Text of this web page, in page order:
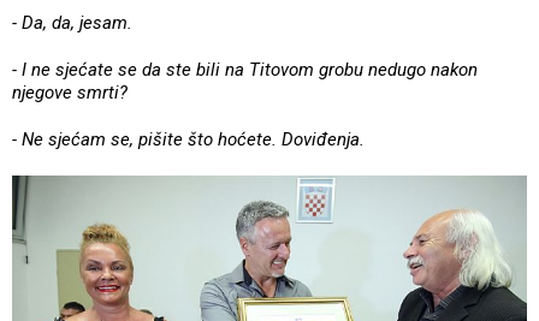
- Da, da, jesam.
- I ne sjećate se da ste bili na Titovom grobu nedugo nakon
njegove smrti?
- Ne sjećam se, pišite što hoćete. Doviđenja.